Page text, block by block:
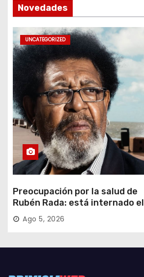
a
d
a
s
Novedades
UNCATEGORIZED
Preocupación por la salud de
Rubén Rada: está internado el
músico uruguayo
Ago 5, 2026